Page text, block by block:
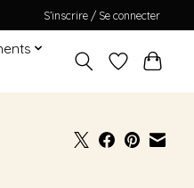
S’inscrire / Se connecter